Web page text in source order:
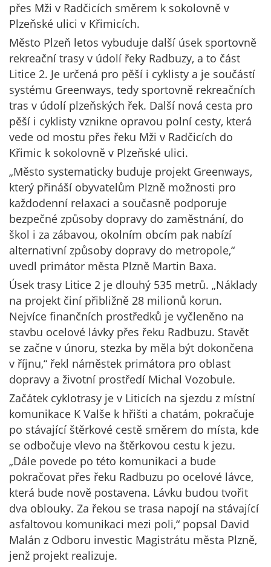
přes Mži v Radčicích směrem k sokolovně v
Plzeňské ulici v Křimicích.
Město Plzeň letos vybuduje další úsek sportovně
rekreační trasy v údolí řeky Radbuzy, a to část
Litice 2. Je určená pro pěší i cyklisty a je součástí
systému Greenways, tedy sportovně rekreačních
tras v údolí plzeňských řek. Další nová cesta pro
pěší i cyklisty vznikne opravou polní cesty, která
vede od mostu přes řeku Mži v Radčicích do
Křimic k sokolovně v Plzeňské ulici.
„Město systematicky buduje projekt Greenways,
který přináší obyvatelům Plzně možnosti pro
každodenní relaxaci a současně podporuje
bezpečné způsoby dopravy do zaměstnání, do
škol i za zábavou, okolním obcím pak nabízí
alternativní způsoby dopravy do metropole,“
uvedl primátor města Plzně Martin Baxa.
Úsek trasy Litice 2 je dlouhý 535 metrů. „Náklady
na projekt činí přibližně 28 milionů korun.
Nejvíce finančních prostředků je vyčleněno na
stavbu ocelové lávky přes řeku Radbuzu. Stavět
se začne v únoru, stezka by měla být dokončena
v říjnu,“ řekl náměstek primátora pro oblast
dopravy a životní prostředí Michal Vozobule.
Začátek cyklotrasy je v Liticích na sjezdu z místní
komunikace K Valše k hřišti a chatám, pokračuje
po stávající štěrkové cestě směrem do místa, kde
se odbočuje vlevo na štěrkovou cestu k jezu.
„Dále povede po této komunikaci a bude
pokračovat přes řeku Radbuzu po ocelové lávce,
která bude nově postavena. Lávku budou tvořit
dva oblouky. Za řekou se trasa napojí na stávající
asfaltovou komunikaci mezi poli,“ popsal David
Malán z Odboru investic Magistrátu města Plzně,
jenž projekt realizuje.